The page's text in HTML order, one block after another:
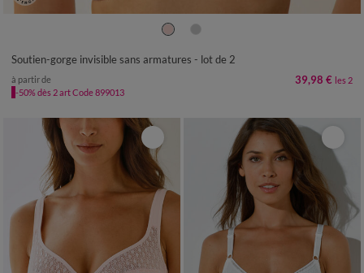
Soutien-gorge invisible sans armatures - lot de 2
à partir de 39,98 € les 2
-50% dès 2 art Code 899013